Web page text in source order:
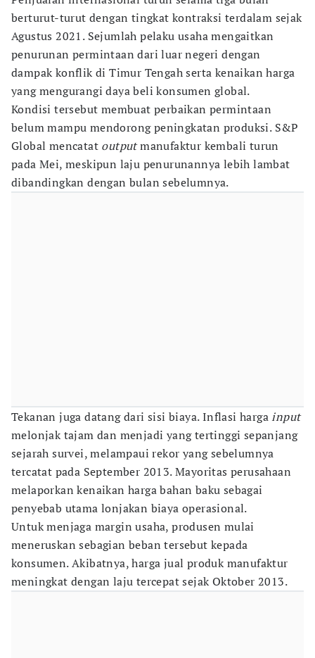
berturut-turut dengan tingkat kontraksi terdalam sejak
Agustus 2021. Sejumlah pelaku usaha mengaitkan
penurunan permintaan dari luar negeri dengan
dampak konflik di Timur Tengah serta kenaikan harga
yang mengurangi daya beli konsumen global.
Kondisi tersebut membuat perbaikan permintaan
belum mampu mendorong peningkatan produksi. S&P
Global mencatat outputmanufaktur kembali turun
pada Mei, meskipun laju penurunannya lebih lambat
dibandingkan dengan bulan sebelumnya.
Tekanan juga datang dari sisi biaya. Inflasi hargainput
melonjak tajam dan menjadi yang tertinggi sepanjang
sejarah survei, melampaui rekor yang sebelumnya
tercatat pada September 2013. Mayoritas perusahaan
melaporkan kenaikan harga bahan baku sebagai
penyebab utama lonjakan biaya operasional.
Untuk menjaga margin usaha, produsen mulai
meneruskan sebagian beban tersebut kepada
konsumen. Akibatnya, harga jual produk manufaktur
meningkat dengan laju tercepat sejak Oktober 2013.